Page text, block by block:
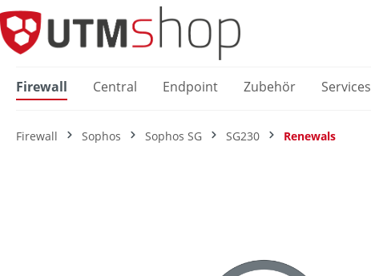
Zur Hauptnavigation springen
Firewall Central Endpoint Zubehör Services
Firewall Sophos Sophos SG SG230 Renewals